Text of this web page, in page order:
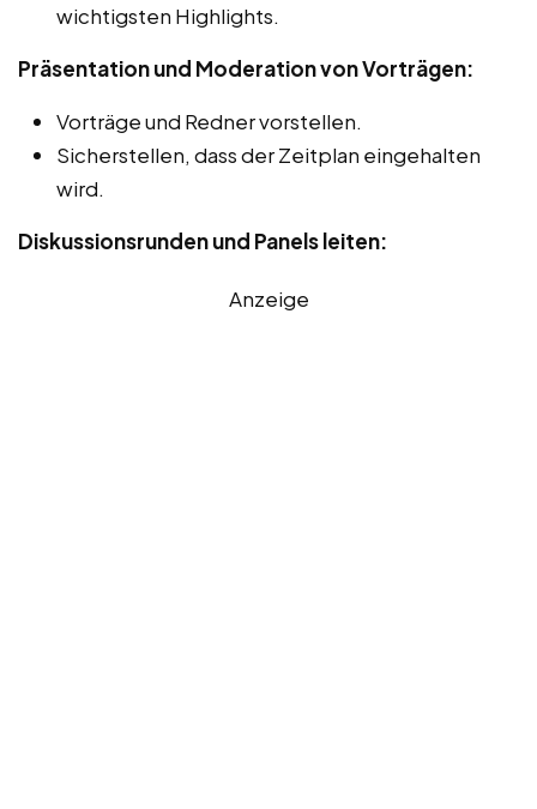
wichtigsten Highlights.
Präsentation und Moderation von Vorträgen:
Vorträge und Redner vorstellen.
Sicherstellen, dass der Zeitplan eingehalten
wird.
Diskussionsrunden und Panels leiten:
Anzeige